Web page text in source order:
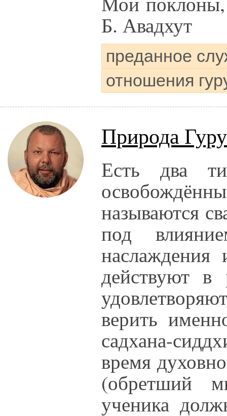
Б. Авадхут
преданное
отношения
Природа
Есть два
называются
под
наслаждения
действуют в
верить
садхана-
время
(обретший
ученика